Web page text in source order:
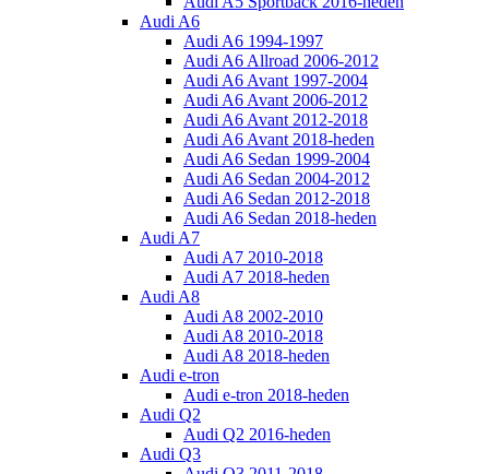
Audi A6
Audi A6 1994-1997
Audi A6 Allroad 2006-2012
Audi A6 Avant 1997-2004
Audi A6 Avant 2006-2012
Audi A6 Avant 2012-2018
Audi A6 Avant 2018-heden
Audi A6 Sedan 1999-2004
Audi A6 Sedan 2004-2012
Audi A6 Sedan 2012-2018
Audi A6 Sedan 2018-heden
Audi A7
Audi A7 2010-2018
Audi A7 2018-heden
Audi A8
Audi A8 2002-2010
Audi A8 2010-2018
Audi A8 2018-heden
Audi e-tron
Audi e-tron 2018-heden
Audi Q2
Audi Q2 2016-heden
Audi Q3